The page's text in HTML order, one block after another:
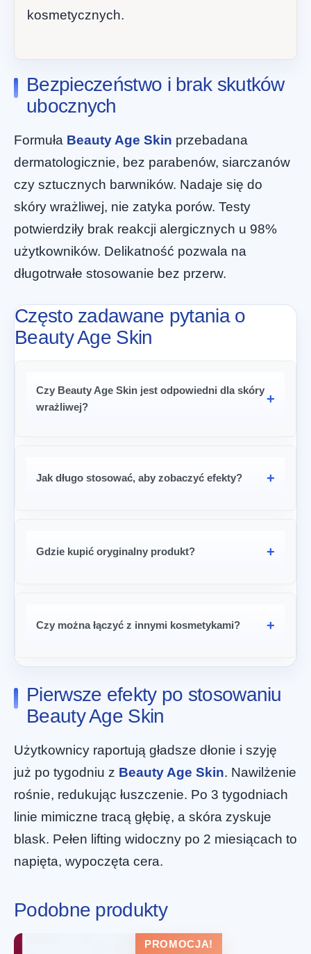
kosmetycznych.
Bezpieczeństwo i brak skutków
ubocznych
Formuła Beauty Age Skin przebadana
dermatologicznie, bez parabenów, siarczanów
czy sztucznych barwników. Nadaje się do
skóry wrażliwej, nie zatyka porów. Testy
potwierdziły brak reakcji alergicznych u 98%
użytkowników. Delikatność pozwala na
długotrwałe stosowanie bez przerw.
Często zadawane pytania o
Beauty Age Skin
Czy Beauty Age Skin jest odpowiedni dla skóry
wrażliwej?
Jak długo stosować, aby zobaczyć efekty?
Gdzie kupić oryginalny produkt?
Czy można łączyć z innymi kosmetykami?
Pierwsze efekty po stosowaniu
Beauty Age Skin
Użytkownicy raportują gładsze dłonie i szyję
już po tygodniu z Beauty Age Skin. Nawilżenie
rośnie, redukując łuszczenie. Po 3 tygodniach
linie mimiczne tracą głębię, a skóra zyskuje
blask. Pełen lifting widoczny po 2 miesiącach to
napięta, wypoczęta cera.
Podobne produkty
PROMOCJA!